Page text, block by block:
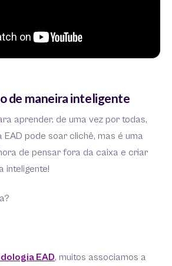
de maneira inteligente
aprender, de uma vez por todas,
pode soar clichê, mas é uma
de pensar fora da caixa e criar
inteligente!
EAD, muitos associamos a